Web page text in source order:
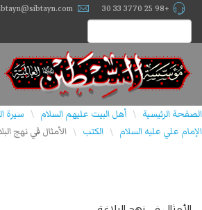
+98 25 3770 33 30
الصفحة الرئيسية \ أهل البيت عليهم السلام \ سيرة
الإمام علي عليه السلام \ الكتب \ الأمثال في نهج